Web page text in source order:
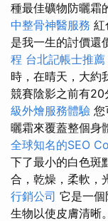
種最佳礦物防曬霜
中整骨神醫服務 紅
是我一生的討價還
程 台北記帳士推薦
時，在晴天，大約
競賽陰影之前有20
級外燴服務體驗 您
曬霜來覆蓋整個身
全球知名的SEO
下了最小的白色斑
合，乾燥，柔軟，
行銷公司 它是一
生物以使皮膚清晰